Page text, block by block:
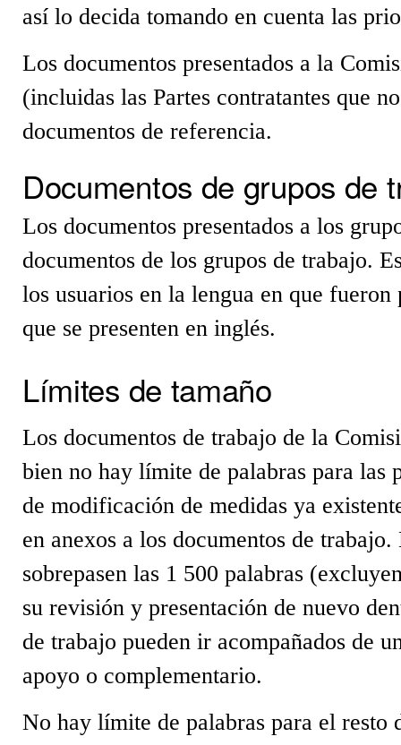
así lo decida tomando en cuenta las
Los documentos presentados a la
(incluidas las Partes contratantes que
documentos de referencia.
Documentos de grupos de
Los documentos presentados a los
documentos de los grupos de trabajo.
los usuarios en la lengua en que
que se presenten en inglés.
Límites de tamaño
Los documentos de trabajo de la
bien no hay límite de palabras para las
de modificación de medidas ya
en anexos a los documentos de
sobrepasen las 1 500 palabras
su revisión y presentación de nuevo
de trabajo pueden ir acompañados de
apoyo o complementario.
No hay límite de palabras para el resto